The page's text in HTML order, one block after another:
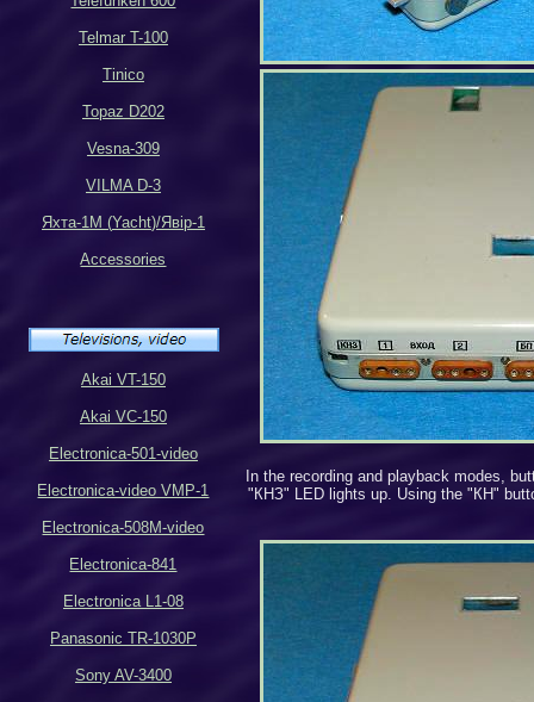
Telmar T-100
Tinico
Topaz D202
Vesna-309
VILMA D-3
Яхта-1М (Yacht)/Явiр-1
Accessories
Akai VT-150
Akai VC-150
Electronica-501-video
Electronica-video VMP-1
Electronica-508M-video
Electronica-841
Electronica L1-08
Panasonic TR-1030P
Sony AV-3400
In the recording and playback modes,
" КНЗ" LED lights up. Using the "КН"